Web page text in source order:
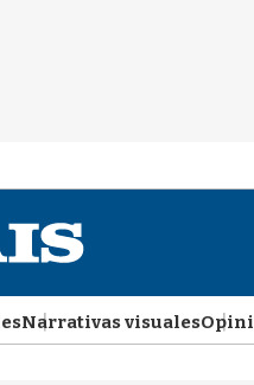
Narrativas visuales